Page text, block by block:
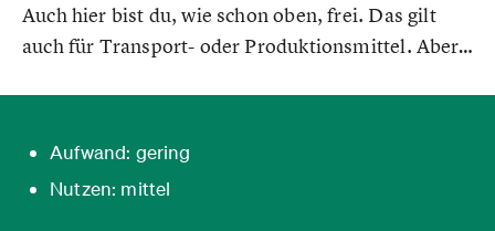
Auch hier bist du, wie schon oben, frei. Das gilt
auch für Transport- oder Produktionsmittel. Aber…
Aufwand: gering
Nutzen: mittel